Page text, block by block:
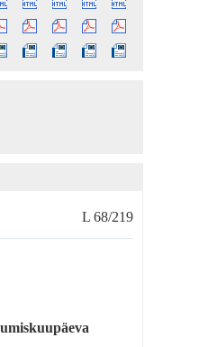
L 68/219